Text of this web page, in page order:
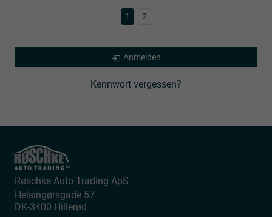
1 2
Anmelden
Kennwort vergessen?
Røschke Auto Trading ApS
Helsingørsgade 57
DK-3400 Hillerød